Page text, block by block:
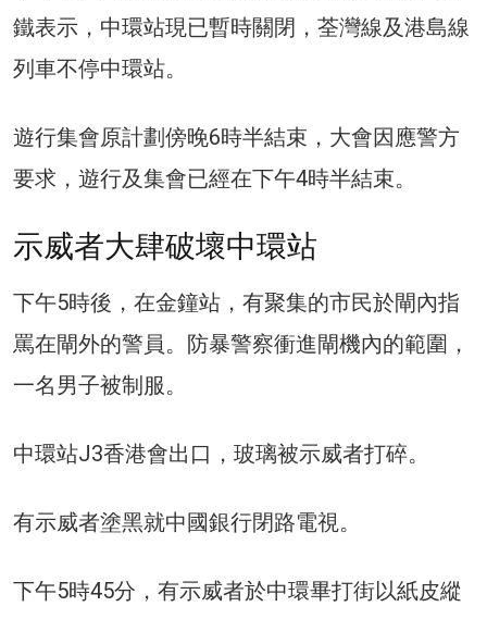
鐵表示，中環站現已暫時關閉，荃灣線及港島線
列車不停中環站。
遊行集會原計劃傍晚6時半結束，大會因應警方
要求，遊行及集會已經在下午4時半結束。
示威者大肆破壞中環站
下午5時後，在金鐘站，有聚集的市民於閘內指
罵在閘外的警員。防暴警察衝進閘機內的範圍，
一名男子被制服。
中環站J3香港會出口，玻璃被示威者打碎。
有示威者塗黑就中國銀行閉路電視。
下午5時45分，有示威者於中環畢打街以紙皮縱